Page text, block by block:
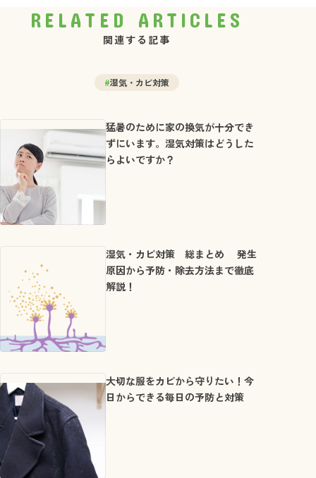
RELATED ARTICLES
関連する記事
#湿気・カビ対策
猛暑のために家の換気が十分でき
ずにいます。湿気対策はどうした
らよいですか？
湿気・カビ対策 総まとめ 発生
原因から予防・除去方法まで徹底
解説！
大切な服をカビから守りたい！今
日からできる毎日の予防と対策